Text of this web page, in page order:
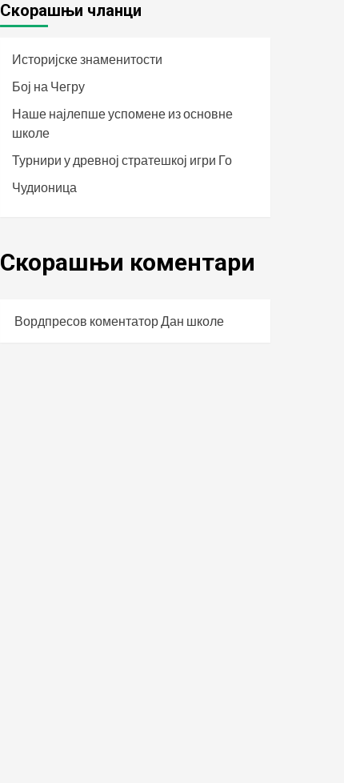
Скорашњи чланци
Историјске знаменитости
Бој на Чегру
Наше најлепше успомене из основне
школе
Турнири у древној стратешкој игри Го
Чудионица
Скорашњи коментари
Вордпресов коментаторДан школе